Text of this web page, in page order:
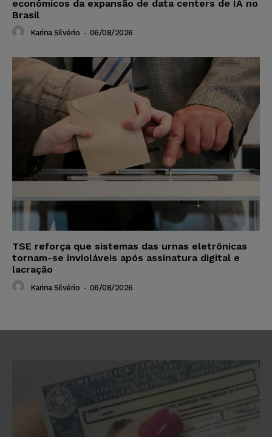
econômicos da expansão de data centers de IA no
Brasil
Karina Silvério - 06/08/2026
TSE reforça que sistemas das urnas eletrônicas
tornam-se invioláveis após assinatura digital e
lacração
Karina Silvério - 06/08/2026